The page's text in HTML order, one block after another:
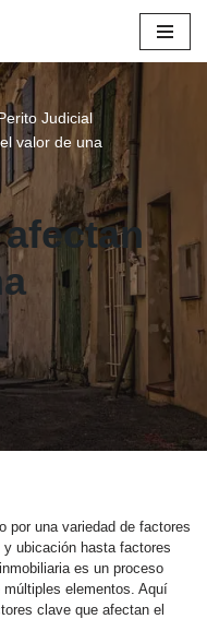
Judicial
valor de una
por una variedad de factores
ubicación hasta factores
es un proceso
elementos. Aquí
clave que afectan el